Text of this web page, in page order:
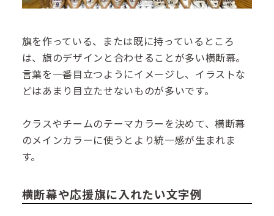
旗を作っている、または既に持っているところ
は、旗のデザインと合わせることが多い横断幕。
言葉を一番目立つようにイメージし、イラストな
どはあまり目立たせないものが多いです。
クラスやチームのテーマカラーを決めて、横断幕
のメインカラーに使うとより統一感が生まれま
す。
横断幕や応援旗に入れたい文字例